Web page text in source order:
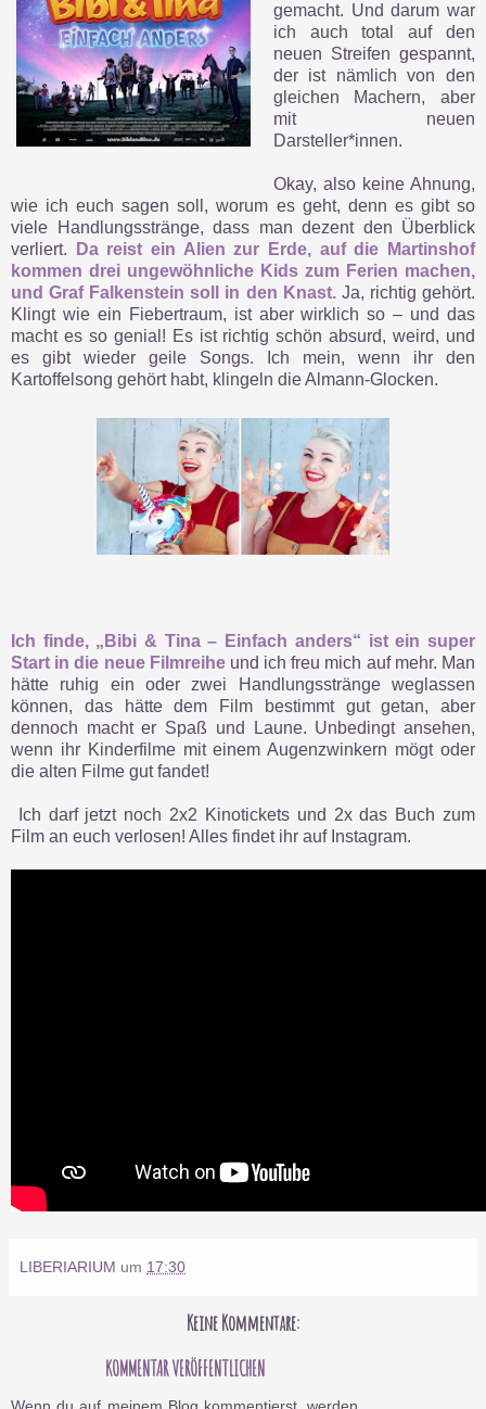
gemacht. Und darum war
ich auch total auf den
neuen Streifen gespannt,
der ist nämlich von den
gleichen Machern, aber
mit neuen
Darsteller*innen.
Okay, also keine Ahnung,
wie ich euch sagen soll, worum es geht, denn es gibt so
viele Handlungsstränge, dass man dezent den Überblick
verliert.
Da reist ein Alien zur Erde, auf die Martinshof
kommen drei ungewöhnliche Kids zum Ferien machen,
und Graf Falkenstein soll in den Knast.Ja, richtig gehört.
Klingt wie ein Fiebertraum, ist aber wirklich so – und das
macht es so genial! Es ist richtig schön absurd, weird, und
es gibt wieder geile Songs. Ich mein, wenn ihr den
Kartoffelsong gehört habt, klingeln die Almann-Glocken.
Ich finde, „Bibi & Tina – Einfach anders“ ist ein super
Start in die neue Filmreiheund ich freu mich auf mehr. Man
hätte ruhig ein oder zwei Handlungsstränge weglassen
können, das hätte dem Film bestimmt gut getan, aber
dennoch macht er Spaß und Laune. Unbedingt ansehen,
wenn ihr Kinderfilme mit einem Augenzwinkern mögt oder
die alten Filme gut fandet!
Ich darf jetzt noch 2x2 Kinotickets und 2x das Buch zum
Film an euch verlosen! Alles findet ihr auf Instagram.
LIBERIARIUM um 17:30
Keine Kommentare:
KOMMENTAR VERÖFFENTLICHEN